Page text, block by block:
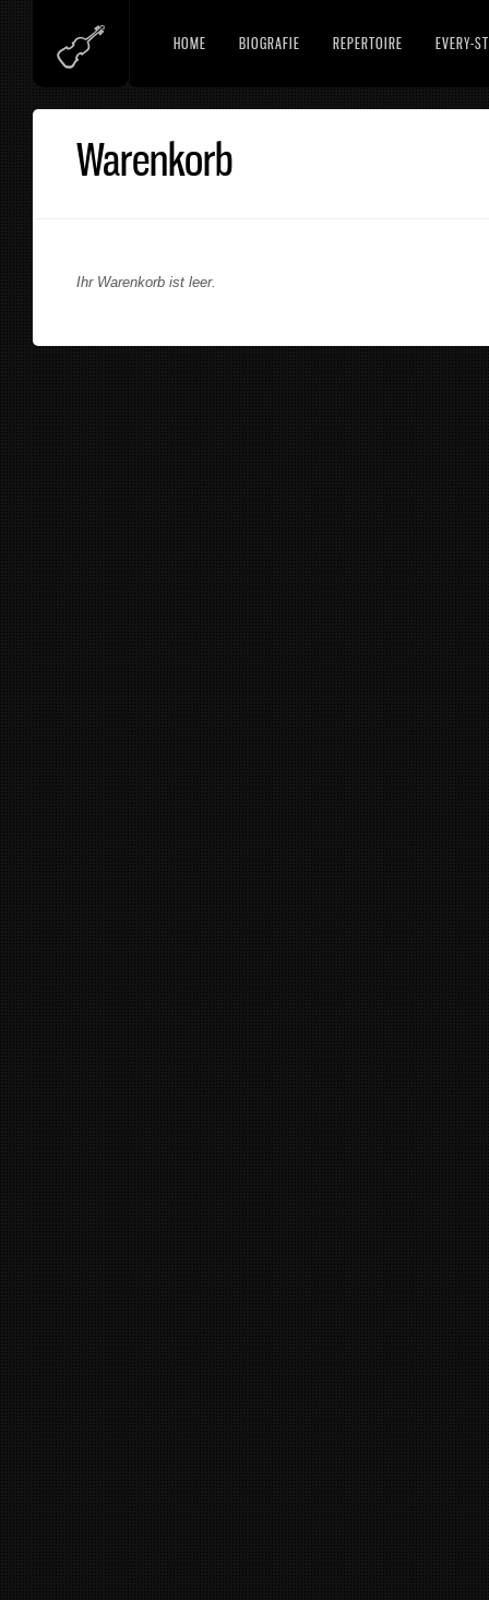
HOME BIOGRAFIE REPERTOIRE EVERY-
Warenkorb
Ihr Warenkorb ist leer.